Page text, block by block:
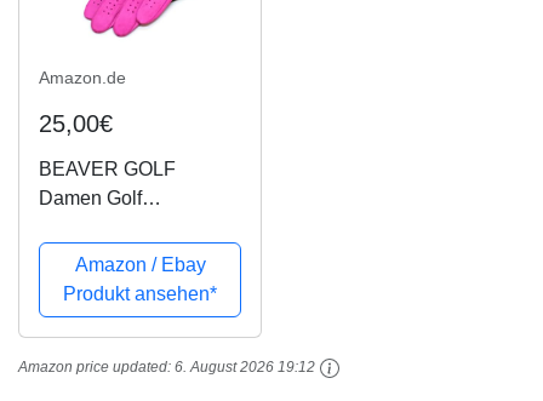
Amazon.de
25,00€
BEAVER GOLF
Damen Golf
- Grip-Patch, Cabretta-
Leder - maximale
Qualität - Handarbeit
(S, Rechts
(Linkshänder))
Amazon / Ebay
Produkt ansehen*
Amazon price updated: 6. August 2026 19:12